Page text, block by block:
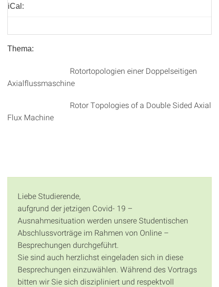
iCal:
Thema:
Rotortopologien einer Doppelseitigen
Axialflussmaschine
Rotor Topologies of a Double Sided Axial
Flux Machine
Liebe Studierende,
aufgrund der jetzigen Covid- 19 –
Ausnahmesituation werden unsere Studentischen
Abschlussvorträge im Rahmen von Online –
Besprechungen durchgeführt.
Sie sind auch herzlichst eingeladen sich in diese
Besprechungen einzuwählen. Während des Vortrags
bitten wir Sie sich diszipliniert und respektvoll